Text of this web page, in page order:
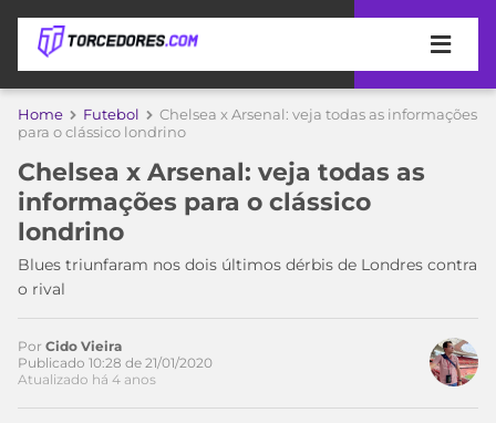
APOSTAS
DE
APOSTA
MELHORES
DE
APOSTAS
2026
COPA
DO
MUNDO
TIMES
MEU
TIME
CAMPEONATOS
Home Futebol
Chelsea x Arsenal: veja todas as informações
para o clássico londrino
Chelsea x Arsenal: veja todas as
informações para o clássico
londrino
Blues triunfaram nos dois últimos dérbis de Londres contra
o rival
Por Cido Vieira
Publicado 10:28 de 21/01/2020
Atualizado há 4 anos